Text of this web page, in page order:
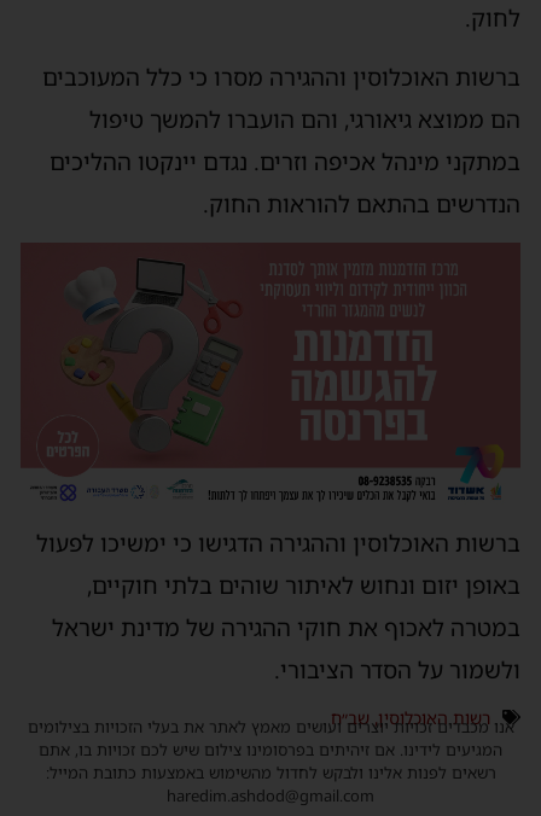
לחוק.
ברשות האוכלוסין וההגירה מסרו כי כלל המעוכבים
הם ממוצא גיאורגי, והם הועברו להמשך טיפול
במתקני מינהל אכיפה וזרים. נגדם יינקטו ההליכים
הנדרשים בהתאם להוראות החוק.
ברשות האוכלוסין וההגירה הדגישו כי ימשיכו לפעול
באופן יזום ונחוש לאיתור שוהים בלתי חוקיים,
במטרה לאכוף את חוקי ההגירה של מדינת ישראל
ולשמור על הסדר הציבורי.
רשות האוכלוסין, שב״ח
אנו מכבדים זכויות יוצרים ועושים מאמץ לאתר את בעלי הזכויות בצילומים
המגיעים לידינו. אם זיהיתים בפרסומינו צילום שיש לכם זכויות בו, אתם
רשאים לפנות אלינו ולבקש לחדול מהשימוש באמצעות כתובת המייל:
haredim.ashdod@gmail.com